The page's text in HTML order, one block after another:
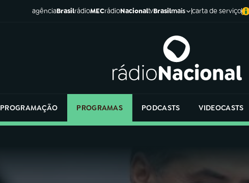
agênciaBrasilrádioMECrádioNacionaltvBrasilmais carta de serviço
PROGRAMAÇÃO PROGRAMAS PODCASTS VIDEOCASTS